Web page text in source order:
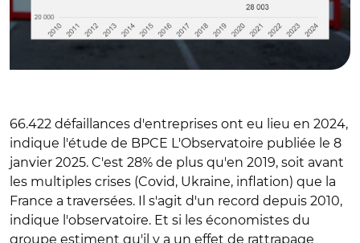
66.422 défaillances d'entreprises ont eu lieu en 2024,
indique l'étude de BPCE L'Observatoire publiée le 8
janvier 2025. C'est 28% de plus qu'en 2019, soit avant
les multiples crises (Covid, Ukraine, inflation) que la
France a traversées. Il s'agit d'un record depuis 2010,
indique l'observatoire. Et si les économistes du
groupe estiment qu'il y a un effet de rattrapage